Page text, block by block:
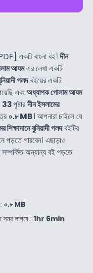
একটি বাংলা বই।দীন
আযমএর লেখা একটি
গলদবইয়ের একটি
এবংঅধ্যাপক গোলাম আযম
33পৃষ্টারদীন ইসলামের
০.৮ MB। আপনারা চাইলে যে
শিক্ষাদানে বুনিয়াদী গলদবইটির
পড়তে পারবেন। এছাড়াও
সম্পর্কিত অন্যান্য বই পড়তে
০.৮ MB
সময় লাগবে : 1hr 6min